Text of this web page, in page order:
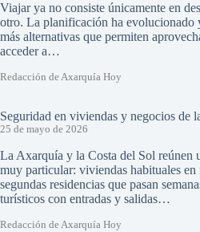
Viajar ya no consiste únicamente en
otro. La planificación ha evolucionado
más alternativas que permiten
acceder a…
Redacción de Axarquía Hoy
Seguridad en viviendas y negocios de
25 de mayo de 2026
La Axarquía y la Costa del Sol reúnen
muy particular: viviendas habituales
segundas residencias que pasan
turísticos con entradas y salidas…
Redacción de Axarquía Hoy